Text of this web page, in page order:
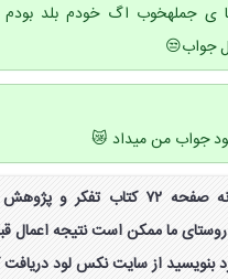
ی جملهخوب اگ خودم بلد
جواب😒
جواب من میداد 😿
جواب فعالیت در خانه صفحه ۷۲ کتاب
ما ممکن است نتیجه اعمال
بنویسید از سایت نکس لود دریافت